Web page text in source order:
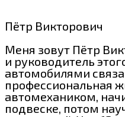
Пётр Викторович
Меня зовут Пётр
и руководитель
автомобилями
профессиональная
автомехаником,
подвеске, потом